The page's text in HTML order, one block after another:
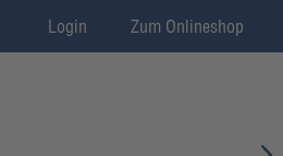
Login Zum Onlineshop